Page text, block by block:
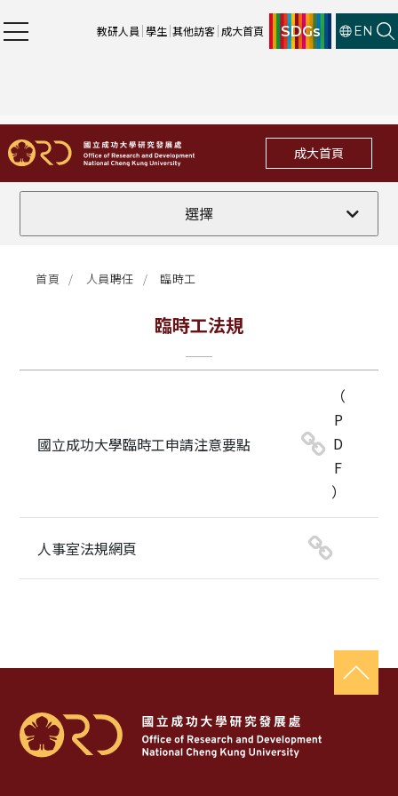
教研人員 學生 其他訪客 成大首頁 SDGs EN
成大首頁
選擇
公告事項
臨時工表單
首頁 人員聘任 臨時工
臨時工法規
國立成功大學臨時工申請注意要點
（
P
D
F
）
人事室法規網頁